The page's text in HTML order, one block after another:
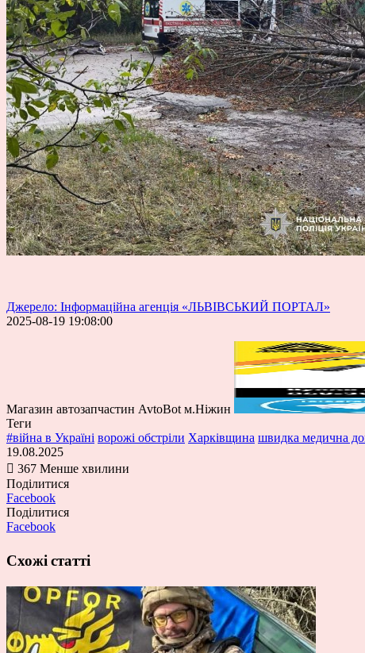
Джерело: Інформаційна агенція «ЛЬВІВСЬКИЙ ПОРТАЛ»
2025-08-19 19:08:00
Магазин автозапчастин AvtoBot м.Ніжин
Теги
#війна в Україні ворожі обстріли Харківщина швидка медична
19.08.2025
367 Менше хвилини
Поділитися
Facebook
Поділитися
Facebook
Схожі статті